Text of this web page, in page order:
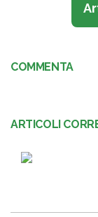
COMMENTA
ARTICOLI